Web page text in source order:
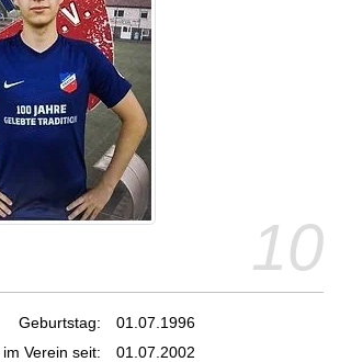
10
Geburtstag:
01.07.1996
im Verein seit:
01.07.2002